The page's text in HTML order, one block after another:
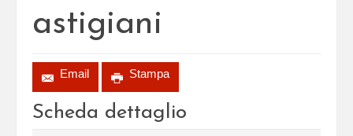
astigiani
Email Stampa
Scheda dettaglio